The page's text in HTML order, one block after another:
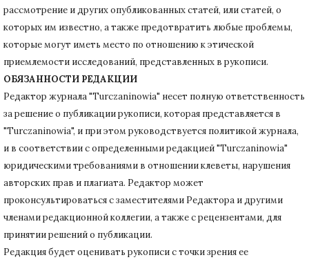
рассмотрение и других опубликованных статей, или статей, о
которых им известно, а также предотвратить любые проблемы,
которые могут иметь место по отношению к этической
приемлемости исследований, представленных в рукописи.
ОБЯЗАННОСТИ РЕДАКЦИИ
Редактор журнала "Turczaninowia" несет полную ответственность
за решение о публикации рукописи, которая представляется в
"Turczaninowia", и при этом руководствуется политикой журнала,
и в соответствии с определенными редакцией "Turczaninowia"
юридическими требованиями в отношении клеветы, нарушения
авторских прав и плагиата. Редактор может
проконсультироваться с заместителями Редактора и другими
членами редакционной коллегии, а также с рецензентами, для
принятии решений о публикации.
Редакция будет оценивать рукописи с точки зрения ее